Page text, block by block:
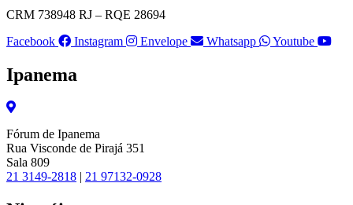
CRM 738948 RJ – RQE 28694
Facebook
Instagram Envelope Whatsapp Youtube
Ipanema
Fórum de Ipanema
Rua Visconde de Pirajá 351
Sala 809
21 3149-2818 | 21 97132-0928